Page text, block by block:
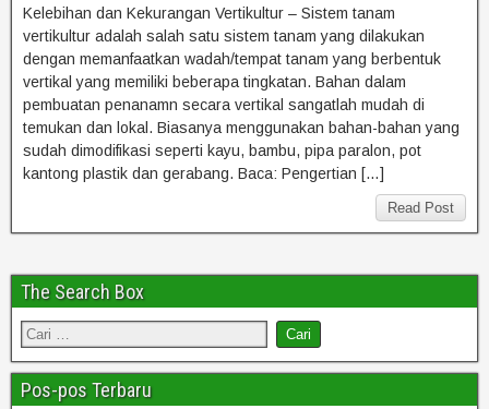
Kelebihan dan Kekurangan Vertikultur – Sistem tanam
vertikultur adalah salah satu sistem tanam yang dilakukan
dengan memanfaatkan wadah/tempat tanam yang berbentuk
vertikal yang memiliki beberapa tingkatan. Bahan dalam
pembuatan penanamn secara vertikal sangatlah mudah di
temukan dan lokal. Biasanya menggunakan bahan-bahan yang
sudah dimodifikasi seperti kayu, bambu, pipa paralon, pot
kantong plastik dan gerabang. Baca: Pengertian […]
Read Post
The Search Box
Pos-pos Terbaru